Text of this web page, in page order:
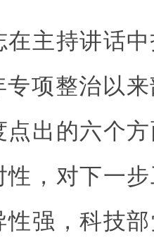
持讲话中
专项整治以
点出的六个
性，对下一
性强，科技